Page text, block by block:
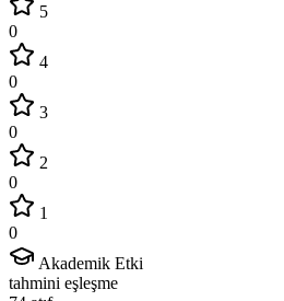
5
0
4
0
3
0
2
0
1
0
Akademik Etki
tahmini eşleşme